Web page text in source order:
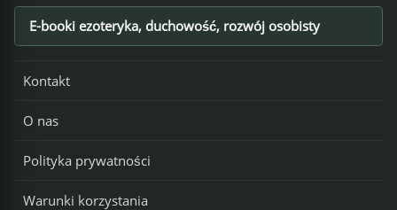
Footer
E-booki ezoteryka, duchowość, rozwój osobisty
Kontakt
O nas
Polityka prywatności
Warunki korzystania